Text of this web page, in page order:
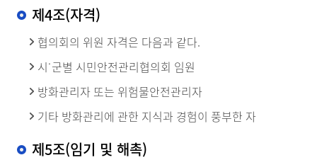
제4조(자격)
협의회의 위원 자격은 다음과 같다.
시˙군별 시민안전관리협의회 임원
방화관리자 또는 위험물안전관리자
기타 방화관리에 관한 지식과 경험이 풍부한 자
제5조(임기 및 해촉)